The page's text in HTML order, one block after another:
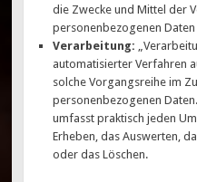
die Zwecke und Mittel der
personenbezogenen
Verarbeitung:
automatisierter Verfahren
solche Vorgangsreihe im
personenbezogenen
umfasst praktisch jeden
Erheben, das Auswerten,
oder das Löschen.